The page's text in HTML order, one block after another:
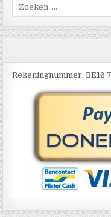
naar:
Rekeningnummer: BE16